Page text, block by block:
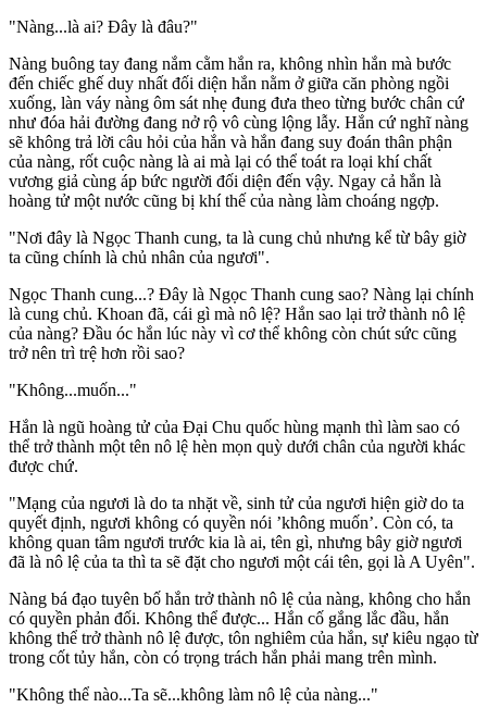
"Nàng...là ai? Đây là đâu?"
Nàng buông tay đang nắm cằm hắn ra, không nhìn hắn mà bước
đến chiếc ghế duy nhất đối diện hắn nằm ở giữa căn phòng ngồi
xuống, làn váy nàng ôm sát nhẹ đung đưa theo từng bước chân cứ
như đóa hải đường đang nở rộ vô cùng lộng lẫy. Hắn cứ nghĩ nàng
sẽ không trả lời câu hỏi của hắn và hắn đang suy đoán thân phận
của nàng, rốt cuộc nàng là ai mà lại có thể toát ra loại khí chất
vương giả cùng áp bức người đối diện đến vậy. Ngay cả hắn là
hoàng tử một nước cũng bị khí thế của nàng làm choáng ngợp.
"Nơi đây là Ngọc Thanh cung, ta là cung chủ nhưng kể từ bây giờ
ta cũng chính là chủ nhân của ngươi".
Ngọc Thanh cung...? Đây là Ngọc Thanh cung sao? Nàng lại chính
là cung chủ. Khoan đã, cái gì mà n‌ô l‌ệ? Hắn sao lại trở thành n‌ô l‌ệ
của nàng? Đầu óc hắn lúc này vì c‌ơ th‌ể không còn chút sức cũng
trở nên trì trệ hơn rồi sao?
"Không...muốn..."
Hắn là ngũ hoàng tử của Đại Chu quốc hùng mạnh thì làm sao có
thể trở thành một tên n‌ô l‌ệ hèn mọn quỳ dưới chân của người khác
được chứ.
"Mạng của ngươi là do ta nhặt về, sinh tử của ngươi hiện giờ do ta
quyết định, ngươi không có quyền nói ’không muốn’. Còn có, ta
không quan tâm ngươi trước kia là ai, tên gì, nhưng bây giờ ngươi
đã là n‌ô l‌ệ của ta thì ta sẽ đặt cho ngươi một cái tên, gọi là A Uyên".
Nàng bá đạo tuyên bố hắn trở thành n‌ô l‌ệ của nàng, không cho hắn
có quyền phản đối. Không thể được... Hắn cố gắng lắc đầu, hắn
không thể trở thành n‌ô l‌ệ được, tôn nghiêm của hắn, sự kiêu ngạo từ
trong cốt tủy hắn, còn có trọng trách hắn phải mang trên mình.
"Không thể nào...Ta sẽ...không làm n‌ô l‌ệ của nàng..."